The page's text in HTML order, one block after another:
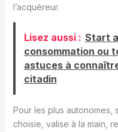
l’acquéreur.
Lisez aussi : Start
consommation ou
astuces à
citadin
Pour les plus autonomes,
choisie, valise à la main,